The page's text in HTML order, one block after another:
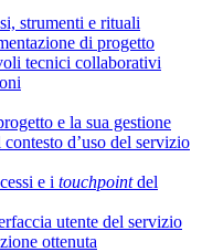
strumenti e rituali
di progetto
tecnici collaborativi
e la sua gestione
d’uso del servizio
e i touchpointdel
utente del servizio
ottenuta